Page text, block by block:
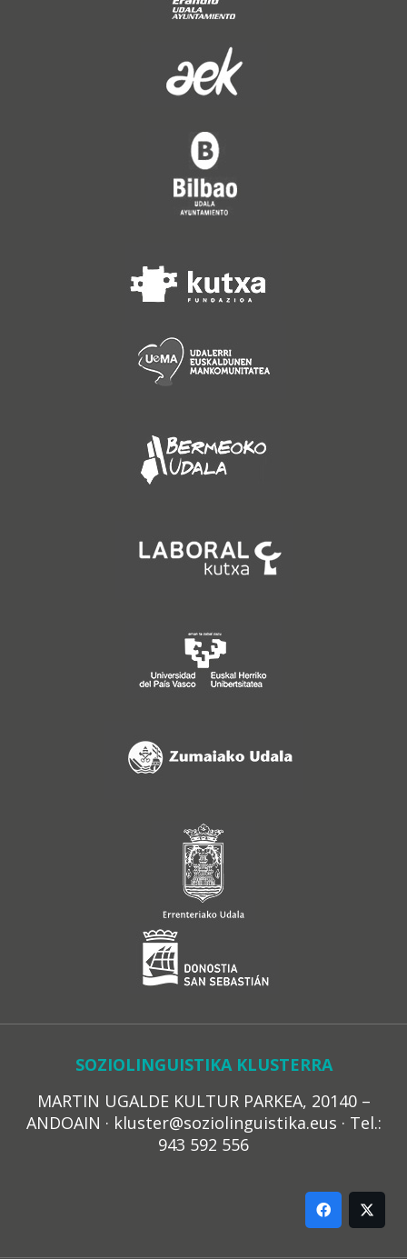
SOZIOLINGUISTIKA KLUSTERRA
MARTIN UGALDE KULTUR PARKEA, 20140 –
ANDOAIN · kluster@soziolinguistika.eus · Tel.:
943 592 556